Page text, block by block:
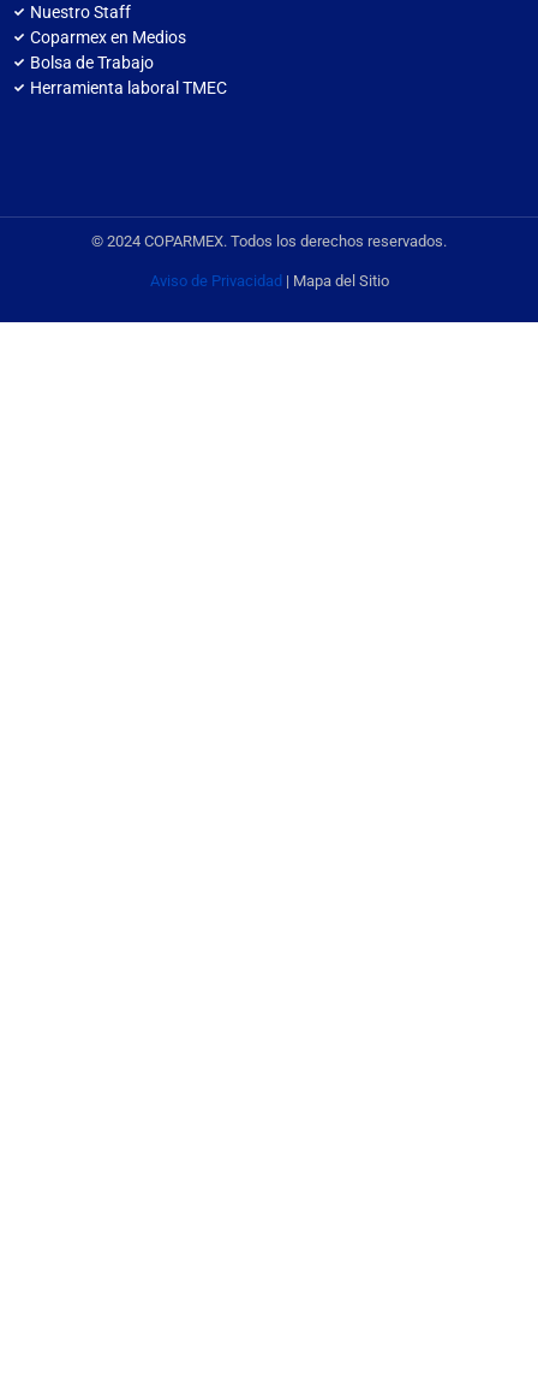
Nuestro Staff
Coparmex en Medios
Bolsa de Trabajo
Herramienta laboral TMEC
© 2024 COPARMEX. Todos los derechos reservados.
Aviso de Privacidad | Mapa del Sitio